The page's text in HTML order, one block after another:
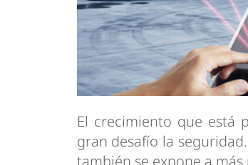
El crecimiento que está
gran desafío la
también se expone a